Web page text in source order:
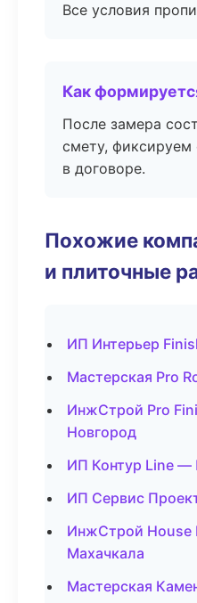
Все условия
Как
После замера
смету,
в договоре.
Похожие
и плиточные
ИП Интерьер
Мастерская Pro
ИнжСтрой Pro
Новгород
ИП Контур Line —
ИП Сервис
ИнжСтрой House
Махачкала
Мастерская